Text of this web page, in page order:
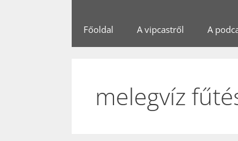
Főoldal A vipcastről A
melegvíz